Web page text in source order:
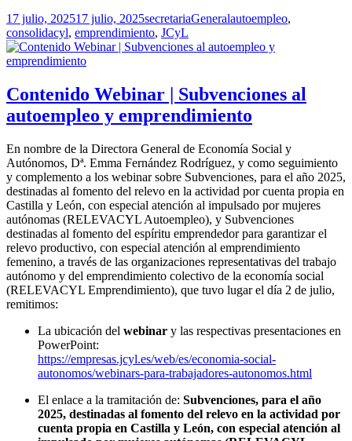
Publicado
el
17 julio, 202517 julio, 2025Autor
secretariaCategorías
GeneralEtiquetas
autoempleo,
consolidacyl, emprendimiento, JCyL
Contenido Webinar | Subvenciones al
autoempleo y emprendimiento
En nombre de la Directora General de Economía Social y
Autónomos, Dª. Emma Fernández Rodríguez, y como seguimiento
y complemento a los webinar sobre Subvenciones, para el año 2025,
destinadas al fomento del relevo en la actividad por cuenta propia en
Castilla y León, con especial atención al impulsado por mujeres
autónomas (RELEVACYL Autoempleo), y Subvenciones
destinadas al fomento del espíritu emprendedor para garantizar el
relevo productivo, con especial atención al emprendimiento
femenino, a través de las organizaciones representativas del trabajo
autónomo y del emprendimiento colectivo de la economía social
(RELEVACYL Emprendimiento), que tuvo lugar el día 2 de julio,
remitimos:
La ubicación del webinar y las respectivas presentaciones en
PowerPoint:
https://empresas.jcyl.es/web/es/economia-social-
autonomos/webinars-para-trabajadores-autonomos.html
El enlace a la tramitación de: Subvenciones, para el año
2025, destinadas al fomento del relevo en la actividad por
cuenta propia en Castilla y León, con especial atención al